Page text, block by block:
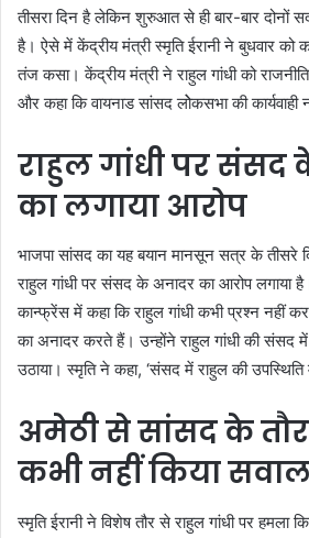
तीसरा दिन है लेकिन शुरुआत से ही बार-बार दोनों
है। ऐसे में केंद्रीय मंत्री स्मृति ईरानी ने बुधवार को
तंज कसा। केंद्रीय मंत्री ने राहुल गांधी को
और कहा कि वायनाड सांसद लोेकसभा की
राहुल गांधी पर
का लगाया आरोप
भाजपा सांसद का यह बयान मानसून सत्र के तीसरे
राहुल गांधी पर संसद के अनादर का आरोप लगाया
कान्फ्रेंस में कहा कि राहुल गांधी कभी प्रश्न नहीं
का अनादर करते हैं। उन्होंने राहुल गांधी की संसद
उठाया। स्मृति ने कहा, ‘संसद में राहुल की
अमेठी से सांसद के
कभी नहीं किया
स्मृति ईरानी ने विशेष तौर से राहुल गांधी पर हमला